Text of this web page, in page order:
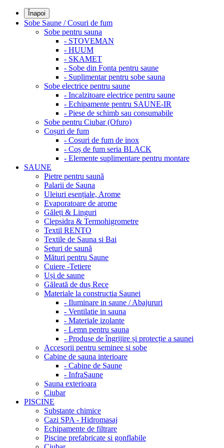
Înapoi
Sobe Saune / Cosuri de fum
Sobe pentru sauna
- STOVEMAN
- HUUM
- SKAMET
- Sobe din Fonta pentru saune
- Suplimentar pentru sobe sauna
Sobe electrice pentru saune
- Incalzitoare electrice pentru saune
- Echipamente pentru SAUNE-IR
- Piese de schimb sau consumabile
Sobe pentru Ciubar (Ofuro)
Coșuri de fum
- Cosuri de fum de inox
- Coș de fum seria BLACK
- Elemente suplimentare pentru montare
SAUNE
Pietre pentru saună
Palarii de Sauna
Uleiuri esențiale, Arome
Evaporatoare de arome
Găleți & Linguri
Clepsidra & Termohigrometre
Textil RENTO
Textile de Sauna si Bai
Seturi de saună
Mături pentru Saune
Cuiere -Tetiere
Uși de saune
Găleată de duș Rece
Materiale la constructia Saunei
- Iluminare in saune / Abajururi
- Ventilatie in sauna
- Materiale izolante
- Lemn pentru sauna
- Produse de îngrijire și protecție a saunei
Accesorii pentru seminee si sobe
Cabine de sauna interioare
- Cabine de Saune
- InfraSaune
Sauna exterioara
Ciubar
PISCINE
Substante chimice
Cazi SPA - Hidromasaj
Echipamente de filtrare
Piscine prefabricate si gonflabile